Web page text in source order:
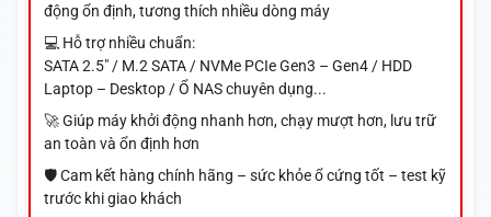
động ổn định, tương thích nhiều dòng máy
💻 Hỗ trợ nhiều chuẩn:
SATA 2.5" / M.2 SATA / NVMe PCIe Gen3 – Gen4 / HDD
Laptop – Desktop / Ổ NAS chuyên dụng...
🚀 Giúp máy khởi động nhanh hơn, chạy mượt hơn, lưu trữ
an toàn và ổn định hơn
🛡️ Cam kết hàng chính hãng – sức khỏe ổ cứng tốt – test kỹ
trước khi giao khách